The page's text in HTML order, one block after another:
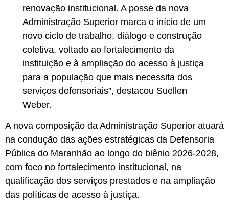
renovação institucional. A posse da nova
Administração Superior marca o início de um
novo ciclo de trabalho, diálogo e construção
coletiva, voltado ao fortalecimento da
instituição e à ampliação do acesso à justiça
para a população que mais necessita dos
serviços defensoriais”, destacou Suellen
Weber.
A nova composição da Administração Superior atuará
na condução das ações estratégicas da Defensoria
Pública do Maranhão ao longo do biênio 2026-2028,
com foco no fortalecimento institucional, na
qualificação dos serviços prestados e na ampliação
das políticas de acesso à justiça.